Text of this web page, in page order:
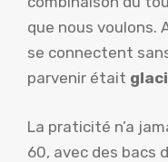
que nous voulons.
se connectent
parvenir était
La praticité n’a
60, avec des bacs